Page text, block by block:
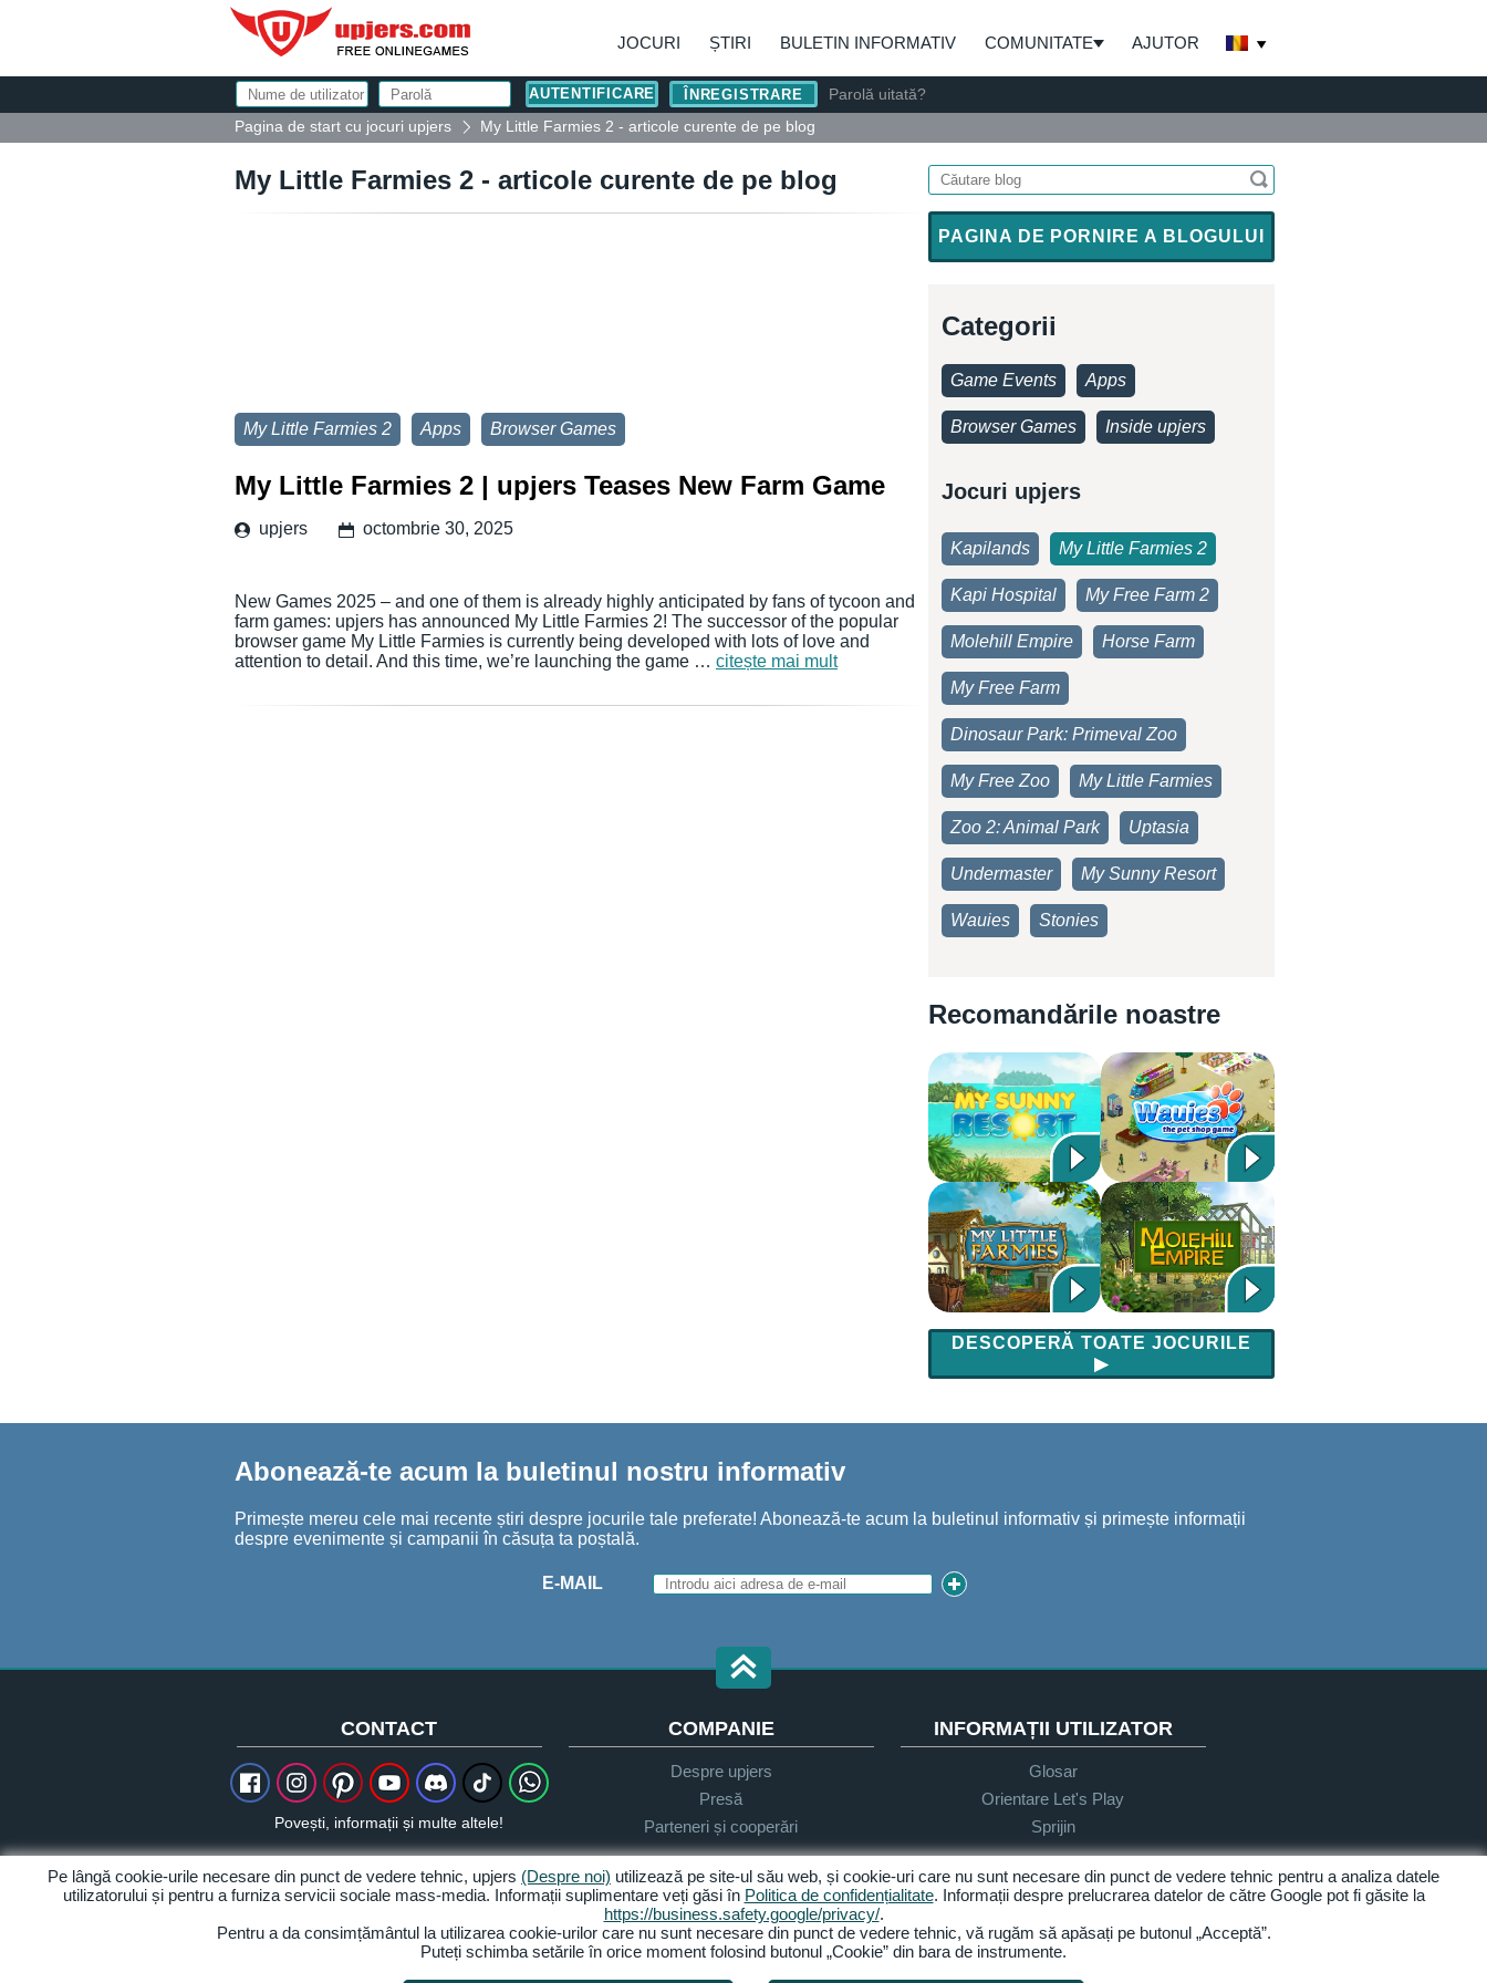
JOCURI ȘTIRI BULETIN INFORMATIV COMUNITATE AJUTOR
ÎNREGISTRARE
Parolă uitată?
Pagina de start cu jocuri upjers
My Little Farmies 2 - articole curente de pe blog
My Little Farmies 2 - articole curente de pe blog
My Little Farmies 2 Apps Browser Games
My Little Farmies 2 | upjers Teases New Farm Game
upjers octombrie 30, 2025
New Games 2025 – and one of them is already highly anticipated by fans of tycoon and
farm games: upjers has announced My Little Farmies 2! The successor of the popular
browser game My Little Farmies is currently being developed with lots of love and
attention to detail. And this time, we’re launching the game … citește mai mult
PAGINA DE PORNIRE A BLOGULUI
Categorii
Game Events Apps
Browser Games Inside upjers
Jocuri upjers
Kapilands My Little Farmies 2
Kapi Hospital My Free Farm 2
Molehill Empire Horse Farm
My Free Farm
Dinosaur Park: Primeval Zoo
My Free Zoo My Little Farmies
Zoo 2: Animal Park Uptasia
Undermaster My Sunny Resort
Wauies Stonies
Recomandările noastre
DESCOPERĂ TOATE JOCURILE
▶
Abonează-te acum la buletinul nostru informativ
Primește mereu cele mai recente știri despre jocurile tale preferate! Abonează-te acum la buletinul informativ și primește informații
despre evenimente și campanii în căsuța ta poștală.
E-MAIL
CONTACT
Povești, informații și multe altele!
COMPANIE
Despre upjers
Presă
Parteneri și cooperări
INFORMAȚII UTILIZATOR
Glosar
Orientare Let's Play
Sprijin
Despre noi Politica de confidențialitate Termeni și condiții Accesibilitate
Gestionarea cookie-urilor
Pe lângă cookie-urile necesare din punct de vedere tehnic, upjers (Despre noi) utilizează pe site-ul său web, și cookie-uri care nu sunt necesare din punct de vedere tehnic pentru a analiza datele
utilizatorului și pentru a furniza servicii sociale mass-media. Informații suplimentare veți găsi în Politica de confidențialitate. Informații despre prelucrarea datelor de către Google pot fi găsite la
https://business.safety.google/privacy/.
Pentru a da consimțământul la utilizarea cookie-urilor care nu sunt necesare din punct de vedere tehnic, vă rugăm să apăsați pe butonul „Acceptă”.
Puteți schimba setările în orice moment folosind butonul „Cookie” din bara de instrumente.